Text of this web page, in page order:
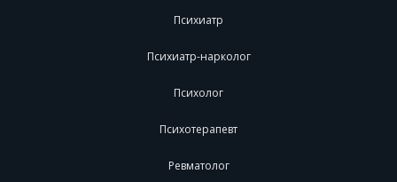
Психиатр
Психиатр-нарколог
Психолог
Психотерапевт
Ревматолог